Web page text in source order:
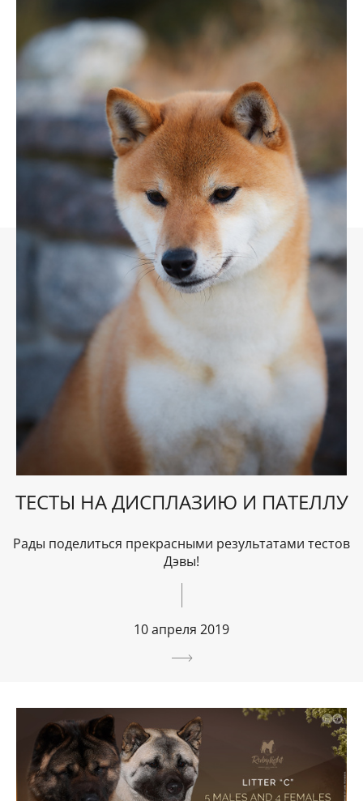
ТЕСТЫ НА ДИСПЛАЗИЮ И ПАТЕЛЛУ
Рады поделиться прекрасными результатами тестов
Дэвы!
10 апреля 2019